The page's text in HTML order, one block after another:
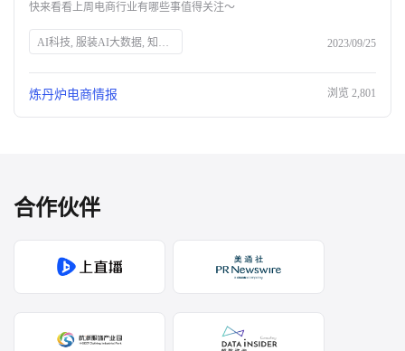
快来看看上周电商行业有哪些事值得关注～
AI科技, 服装AI大数据, 知衣科技, 淘宝, 国货超市, 抖音电商, 全域兴趣电商, 京东双11, 新商家增长, 淘宝报销机, 茅台, 德芙, 酒心巧克力, 花西子, 直播间互动, 日本资生堂, 营养补充剂, 周黑鸭, 财报, 完美日记, 仿生膜口红, 华为Mate60, HarmonyOS4 2023/09/25
炼丹炉电商情报 浏览 2,801
合作伙伴